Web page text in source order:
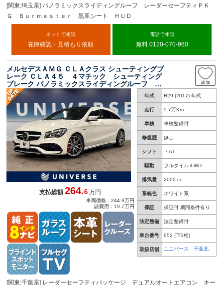
[関東:埼玉県] パノラミックスライディングルーフ レーダーセーフティＰＫ
Ｇ Ｂｕｒｍｅｓｔｅｒ 黒革シート ＨＵＤ
ネットで相談
在庫確認・見積もり依頼
電話で相談
無料 0120-070-960
メルセデスＡＭＧ ＣＬＡクラス シューティングブ
レーク ＣＬＡ４５ ４マチック シューティング
ブレーク パノラミックスライディングルーフ 黒
革シート 純正ナビ 地デジ リアビューカメ
ラ パークトロニック ＬＥＤヘッドランプ シ
ートヒーター パワーシート パワーバックド
ア Ｂｌｕｅｔｏｏｔｈ ＥＴＣ
年式 H29 (2017) 年式
走行 5.7万Km
車検 車検整備付
修復歴 無し
シフト ７AT
駆動 フルタイム４WD
排気量 2000 cc
系統色 ホワイト系
保証 保証付 期間条件有り
法定整備 法定整備付
車台番号 952 (下3桁)
取扱店舗 ユニバース 千葉北
支払総額264.6 万円
車両価格：244.9万円
諸費用：19.7万円
[関東:千葉県] レーダーセーフティパッケージ デュアルオートエアコン キー